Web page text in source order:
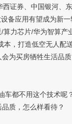
券、中国银河、东
用有望成为新一
力芯片/华为智算
，打造低空无人
为买房牺牲生活品质
都不用这个技术呢
质，怎么样看待？